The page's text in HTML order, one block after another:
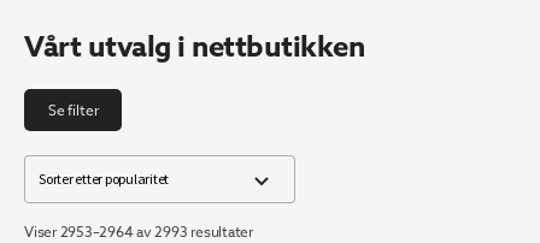
Vårt utvalg i nettbutikken
Se filter
Viser 2953–2964 av 2993 resultaterSortert